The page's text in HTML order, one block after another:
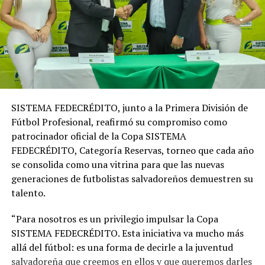
Banco Central de Reserva.
Reconocer ese papel protagónico, y actuar en
consecuencia, es lo que impulsa al SISTEMA
FEDECRÉDITO a apostar por espacios como el
“Congreso Emprende Salvadoreña», en el qué
considerando que la educación y la inclusión financiera
SISTEMA FEDECRÉDITO, junto a la Primera División de
Fútbol Profesional, reafirmó su compromiso como
patrocinador oficial de la Copa SISTEMA
FEDECRÉDITO, Categoría Reservas, torneo que cada año
se consolida como una vitrina para que las nuevas
generaciones de futbolistas salvadoreños demuestren su
talento.
“Para nosotros es un privilegio impulsar la Copa
SISTEMA FEDECRÉDITO. Esta iniciativa va mucho más
allá del fútbol: es una forma de decirle a la juventud
salvadoreña que creemos en ellos y que queremos darles